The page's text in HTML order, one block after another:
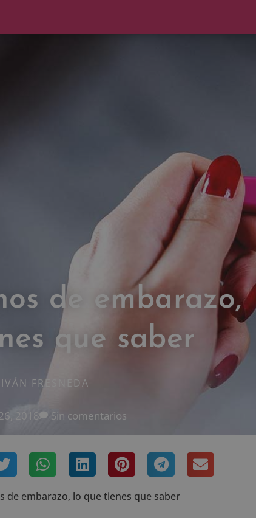
de embarazo,
que saber
IVÁN FRESNEDA
2018 Sin comentarios
de embarazo, lo que tienes que saber